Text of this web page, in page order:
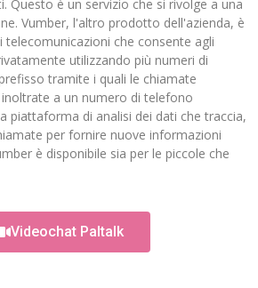
Questo è un servizio che si rivolge a una
Vumber, l'altro prodotto dell'azienda, è
telecomunicazioni che consente agli
utilizzando più numeri di
tramite i quali le chiamate
a un numero di telefono
piattaforma di analisi dei dati che traccia,
per fornire nuove informazioni
è disponibile sia per le piccole che
Videochat Paltalk